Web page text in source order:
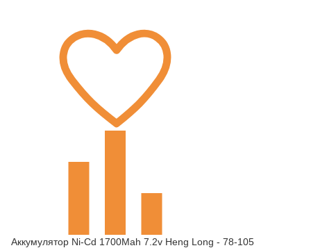
Аккумулятор Ni-Cd 1700Mah 7.2v Heng Long - 78-105